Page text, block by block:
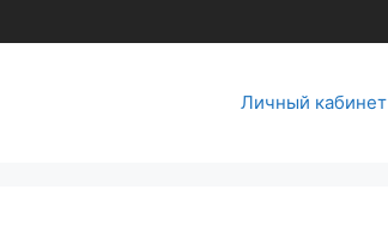
Личный кабинет